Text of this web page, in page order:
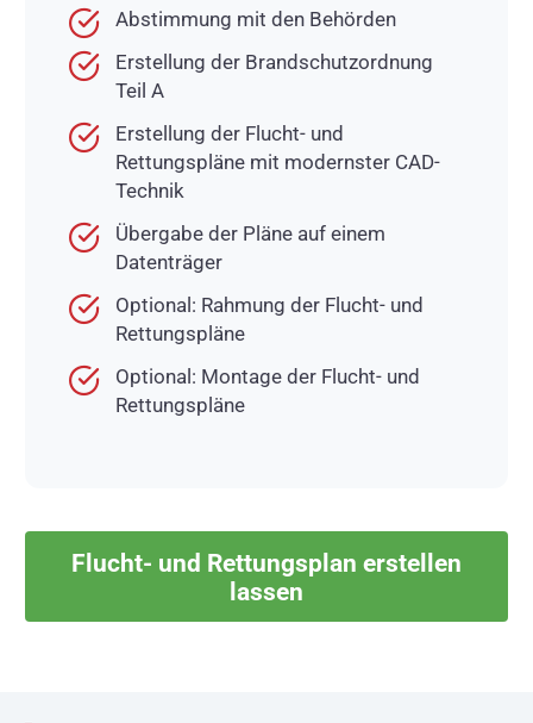
Abstimmung mit den Behörden
Erstellung der Brandschutzordnung
Teil A
Erstellung der Flucht- und
Rettungspläne mit modernster CAD-
Technik
Übergabe der Pläne auf einem
Datenträger
Optional: Rahmung der Flucht- und
Rettungspläne
Optional: Montage der Flucht- und
Rettungspläne
Flucht- und Rettungsplan erstellen
lassen